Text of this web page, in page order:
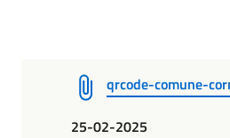
qrcode-comune-
25-02-2025